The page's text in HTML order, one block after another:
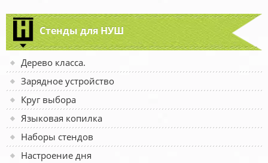
Стенды для НУШ
Дерево класса.
Зарядное устройство
Круг выбора
Языковая копилка
Наборы стендов
Настроение дня